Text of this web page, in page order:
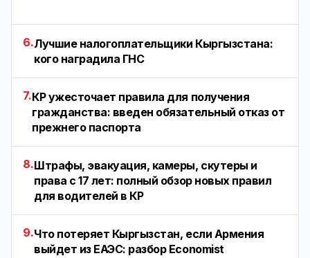
6.Лучшие налогоплательщики Кыргызстана:
кого наградила ГНС
7.КР ужесточает правила для получения
гражданства: введен обязательный отказ от
прежнего паспорта
8.Штрафы, эвакуация, камеры, скутеры и
права с 17 лет: полный обзор новых правил
для водителей в КР
9.Что потеряет Кыргызстан, если Армения
выйдет из ЕАЭС: разбор Economist